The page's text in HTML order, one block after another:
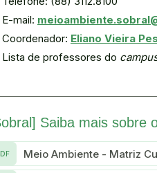
E-mail:
Coordenador: Eliano Vieira
Lista de professores do
Saiba mais sobre
Meio Ambiente - Matriz